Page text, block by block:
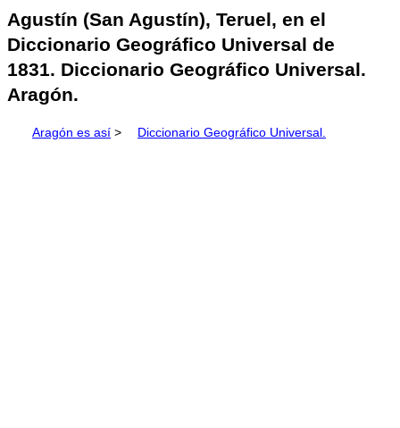
Agustín (San Agustín), Teruel, en el
Diccionario Geográfico Universal de
1831. Diccionario Geográfico Universal.
Aragón.
Aragón es así > Diccionario Geográfico Universal.